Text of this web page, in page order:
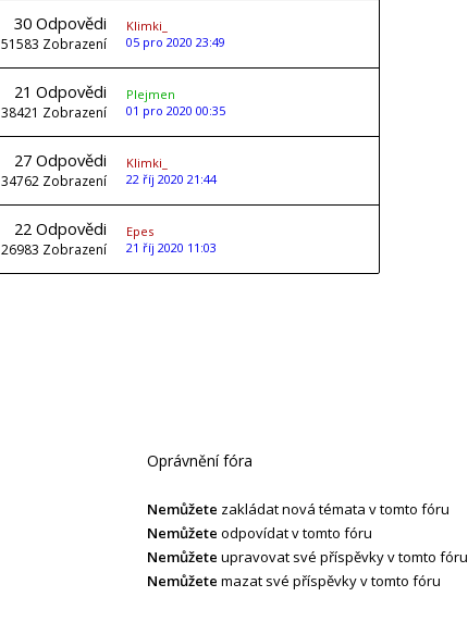
30 Odpovědi
51583 Zobrazení
Klimki_
05 pro 2020 23:49
21 Odpovědi
38421 Zobrazení
Plejmen
01 pro 2020 00:35
27 Odpovědi
34762 Zobrazení
Klimki_
22 říj 2020 21:44
22 Odpovědi
26983 Zobrazení
Epes
21 říj 2020 11:03
Oprávnění fóra
Nemůžete zakládat nová témata v tomto fóru
Nemůžete odpovídat v tomto fóru
Nemůžete upravovat své příspěvky v tomto fóru
Nemůžete mazat své příspěvky v tomto fóru